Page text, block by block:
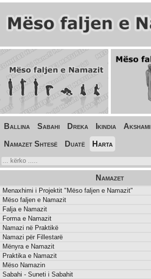
Ballina Sabahi Dreka Ikindia Akshami
Namazet Shtesë Duatë Harta
Namazet
Menaxhimi i Projektit "Mëso faljen e Namazit"
Mëso faljen e Namazit
Falja e Namazit
Forma e Namazit
Namazi në Praktikë
Namazi për Fillestarë
Mënyra e Namazit
Praktika e Namazit
Mëso Namazin
Sabahi - Suneti i Sabahit